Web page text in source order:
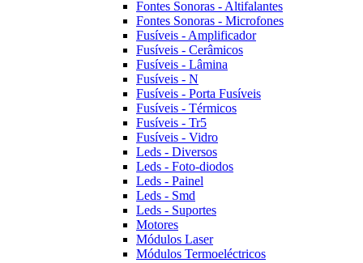
Fontes Sonoras - Altifalantes
Fontes Sonoras - Microfones
Fusíveis - Amplificador
Fusíveis - Cerâmicos
Fusíveis - Lâmina
Fusíveis - N
Fusíveis - Porta Fusíveis
Fusíveis - Térmicos
Fusíveis - Tr5
Fusíveis - Vidro
Leds - Diversos
Leds - Foto-diodos
Leds - Painel
Leds - Smd
Leds - Suportes
Motores
Módulos Laser
Módulos Termoeléctricos